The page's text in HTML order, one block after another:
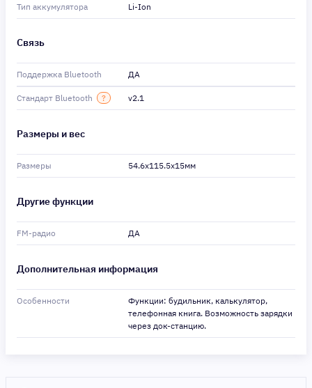
Тип аккумулятора Li-Ion
Связь
Поддержка Bluetooth ДА
Стандарт Bluetooth ? v2.1
Размеры и вес
Размеры 54.6x115.5x15мм
Другие функции
FM-радио ДА
Дополнительная информация
Особенности
Функции: будильник, калькулятор,
телефонная книга. Возможность зарядки
через док-станцию.